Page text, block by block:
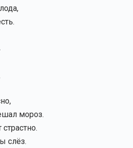
мороз.
слёз.